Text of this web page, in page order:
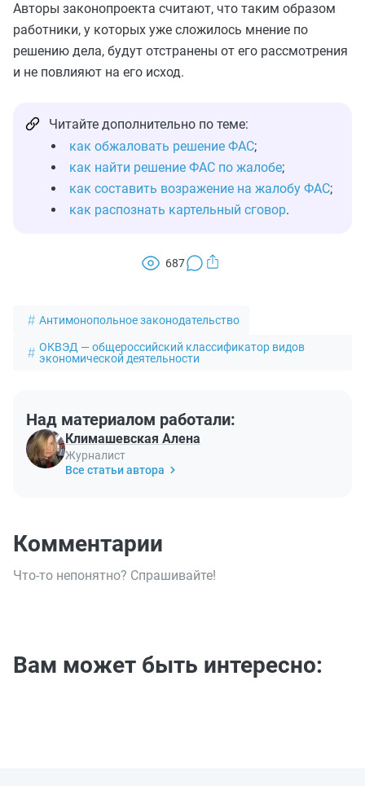
Авторы законопроекта считают, что таким образом
работники, у которых уже сложилось мнение по
решению дела, будут отстранены от его рассмотрения
и не повлияют на его исход.
Читайте дополнительно по теме:
как обжаловать решение ФАС;
как найти решение ФАС по жалобе;
как составить возражение на жалобу ФАС;
как распознать картельный сговор.
687
Антимонопольное законодательство
ОКВЭД — общероссийский классификатор видов
экономической деятельности
Над материалом работали:
Климашевская Алена
Журналист
Все статьи автора
Комментарии
Что-то непонятно? Спрашивайте!
Вам может быть интересно: